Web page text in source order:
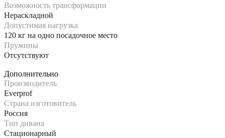
Возможность трансформации
Нераскладной
Допустимая нагрузка
120 кг на одно посадочное место
Пружины
Отсутствуют
Дополнительно
Производитель
Everprof
Страна изготовитель
Россия
Тип дивана
Стационарный